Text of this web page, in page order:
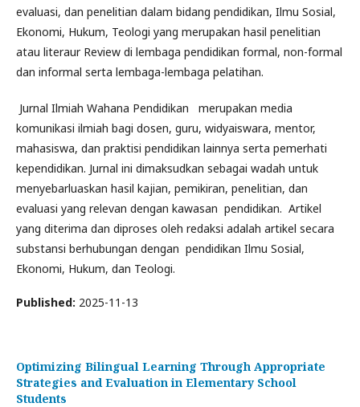
evaluasi, dan penelitian dalam bidang pendidikan, Ilmu Sosial,
Ekonomi, Hukum, Teologi yang merupakan hasil penelitian
atau literaur Review di lembaga pendidikan formal, non-formal
dan informal serta lembaga-lembaga pelatihan.
Jurnal Ilmiah Wahana Pendidikan merupakan media
komunikasi ilmiah bagi dosen, guru, widyaiswara, mentor,
mahasiswa, dan praktisi pendidikan lainnya serta pemerhati
kependidikan. Jurnal ini dimaksudkan sebagai wadah untuk
menyebarluaskan hasil kajian, pemikiran, penelitian, dan
evaluasi yang relevan dengan kawasan pendidikan. Artikel
yang diterima dan diproses oleh redaksi adalah artikel secara
substansi berhubungan dengan pendidikan Ilmu Sosial,
Ekonomi, Hukum, dan Teologi.
Published: 2025-11-13
Optimizing Bilingual Learning Through Appropriate
Strategies and Evaluation in Elementary School
Students